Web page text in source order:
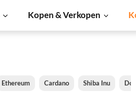
Kopen & Verkopen
Ethereum Cardano Shiba Inu